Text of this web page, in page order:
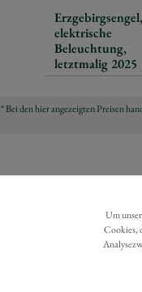
elektrische
Beleuchtung,
letztmalig 2025
* Bei den hier angezeigten Preisen
Um
Cookies,